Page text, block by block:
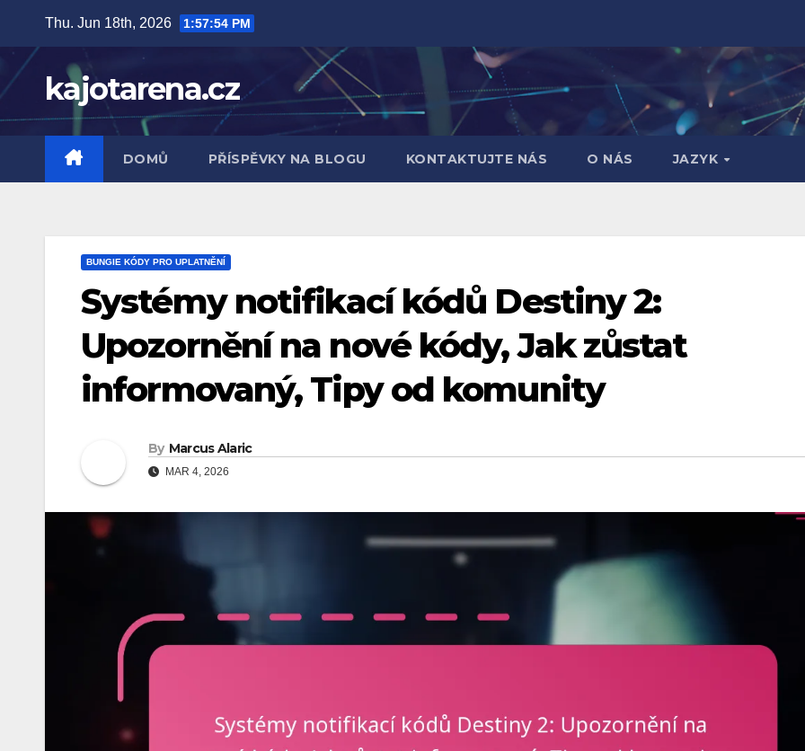
content
Thu. Jun 18th, 2026 1:57:56 PM
kajotarena.cz
DOMŮ PŘÍSPĚVKY NA BLOGU KONTAKTUJTE NÁS O NÁS JAZYK
BUNGIE KÓDY PRO UPLATNĚNÍ
Systémy notifikací kódů Destiny 2:
Upozornění na nové kódy, Jak zůstat
informovaný, Tipy od komunity
By Marcus Alaric
MAR 4, 2026